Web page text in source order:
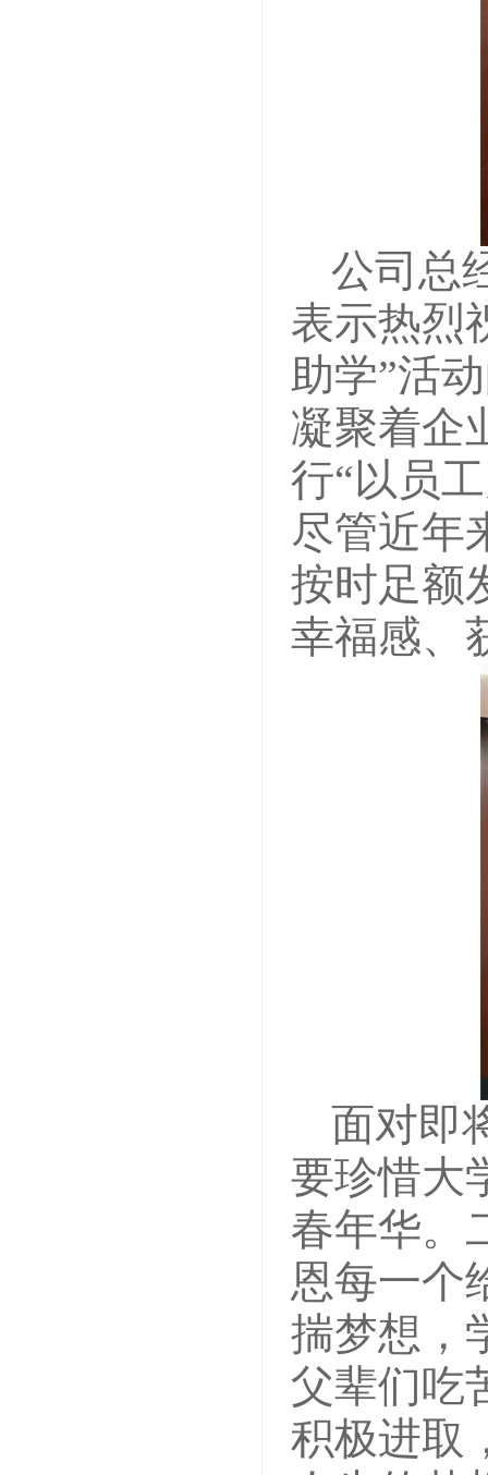
公司总
表示热烈
助学”活
凝聚着企
行“以员
尽管近年
按时足额
幸福感、
面对即
要珍惜大
春年华。
恩每一个
揣梦想，
父辈们吃
积极进取